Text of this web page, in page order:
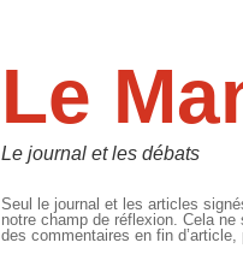
Le
Le journal et les débats
Seul le journal et les articles
notre champ de réflexion. Cela
des commentaires en fin